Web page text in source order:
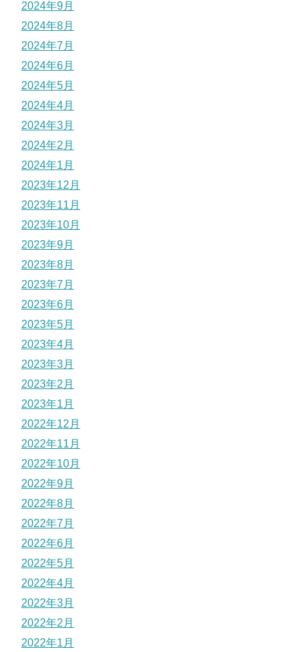
2024年9月
2024年8月
2024年7月
2024年6月
2024年5月
2024年4月
2024年3月
2024年2月
2024年1月
2023年12月
2023年11月
2023年10月
2023年9月
2023年8月
2023年7月
2023年6月
2023年5月
2023年4月
2023年3月
2023年2月
2023年1月
2022年12月
2022年11月
2022年10月
2022年9月
2022年8月
2022年7月
2022年6月
2022年5月
2022年4月
2022年3月
2022年2月
2022年1月